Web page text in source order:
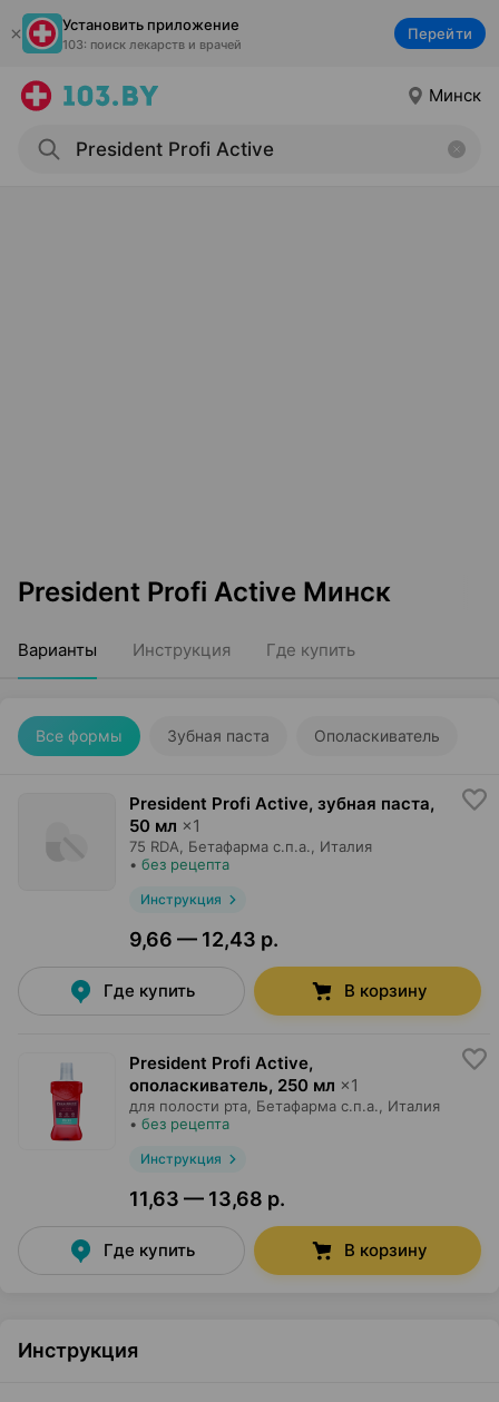
Установить приложение
103: поиск лекарств и врачей
Перейти
Минск
President Profi Active Минск
Варианты Инструкция Где купить
Все формы Зубная паста Ополаскиватель
President Profi Active, зубная паста,
50 мл ×1
75 RDA, Бетафарма с.п.а.
, Италия
• без рецепта
Инструкция
9,66 — 12,43 р.
Где купить В корзину
President Profi Active,
ополаскиватель, 250 мл ×1
для полости рта, Бетафарма с.п.а.
, Италия
• без рецепта
Инструкция
11,63 — 13,68 р.
Где купить В корзину
Инструкция